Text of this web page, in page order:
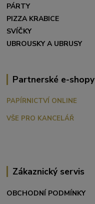
PÁRTY
PIZZA KRABICE
SVÍČKY
UBROUSKY A UBRUSY
Partnerské e-shopy
PAPÍRNICTVÍ ONLINE
VŠE PRO KANCELÁŘ
Zákaznický servis
OBCHODNÍ PODMÍNKY